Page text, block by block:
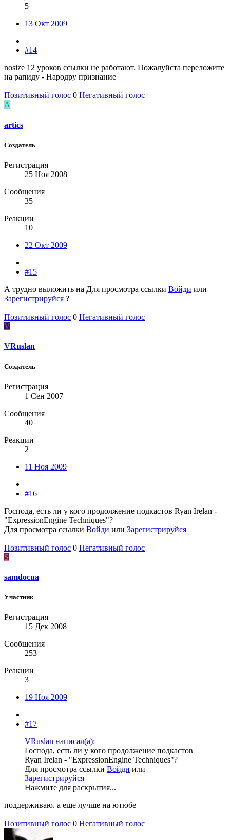
5
13 Окт 2009
#14
nosize 12 уроков ссылки не работают. Пожалуйста переложите
на рапиду - Народру признание
Позитивный голос 0 Негативный голос
A
artics
Создатель
Регистрация
25 Ноя 2008
Сообщения
35
Реакции
10
22 Окт 2009
#15
А трудно выложить на Для просмотра ссылки Войди или
Зарегистрируйся ?
Позитивный голос 0 Негативный голос
V
VRuslan
Создатель
Регистрация
1 Сен 2007
Сообщения
40
Реакции
2
11 Ноя 2009
#16
Господа, есть ли у кого продолжение подкастов Ryan Irelan -
"ExpressionEngine Techniques"?
Для просмотра ссылки Войди или Зарегистрируйся
Позитивный голос 0 Негативный голос
S
samdocua
Участник
Регистрация
15 Дек 2008
Сообщения
253
Реакции
3
19 Ноя 2009
#17
VRuslan написал(а):
Господа, есть ли у кого продолжение подкастов
Ryan Irelan - "ExpressionEngine Techniques"?
Для просмотра ссылки Войди или
Зарегистрируйся
Нажмите для раскрытия...
поддерживаю. а еще лучше на ютюбе
Позитивный голос 0 Негативный голос